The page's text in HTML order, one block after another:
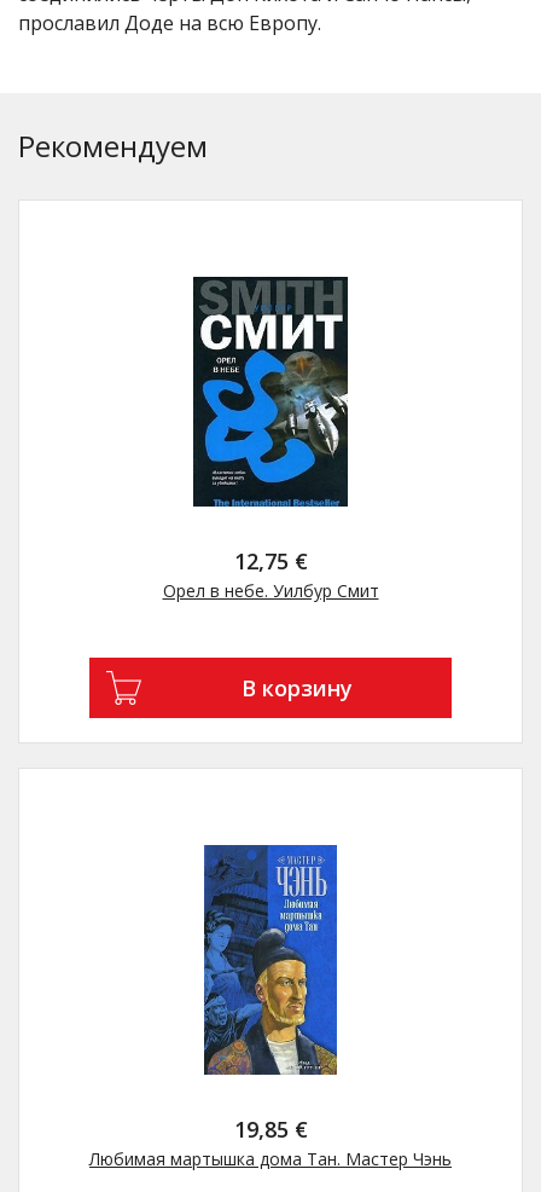
прославил Доде на всю Европу.
Рекомендуем
12,75 €
Орел в небе. Уилбур Смит
В корзину
19,85 €
Любимая мартышка дома Тан. Мастер Чэнь